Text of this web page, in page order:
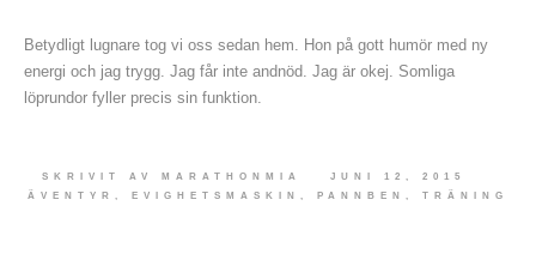
Betydligt lugnare tog vi oss sedan hem. Hon på gott humör med ny
energi och jag trygg. Jag får inte andnöd. Jag är okej. Somliga
löprundor fyller precis sin funktion.
SKRIVIT AV MARATHONMIA
JUNI 12, 2015
ÄVENTYR , EVIGHETSMASKIN , PANNBEN , TRÄNING